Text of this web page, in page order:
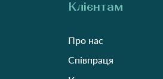
Клієнтам
Про нас
Співпраця